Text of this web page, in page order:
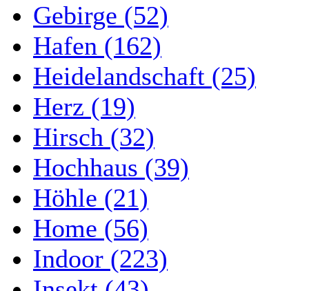
Gebirge (52)
Hafen (162)
Heidelandschaft (25)
Herz (19)
Hirsch (32)
Hochhaus (39)
Höhle (21)
Home (56)
Indoor (223)